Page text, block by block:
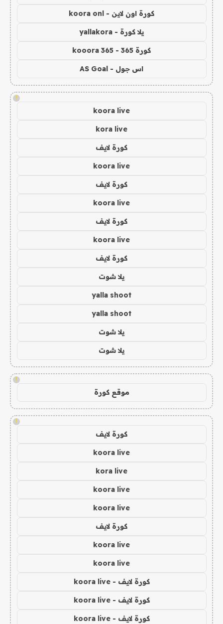
كورة اون لاين - koora onl
يلا كورة - yallakora
كورة 365 - kooora 365
اس جول - AS Goal
!
koora live
kora live
كورة لايف
koora live
كورة لايف
koora live
كورة لايف
koora live
كورة لايف
يلا شوت
yalla shoot
yalla shoot
يلا شوت
يلا شوت
!
موقع كورة
!
كورة لايف
koora live
kora live
koora live
koora live
كورة لايف
koora live
koora live
كورة لايف - koora live
كورة لايف - koora live
كورة لايف - koora live